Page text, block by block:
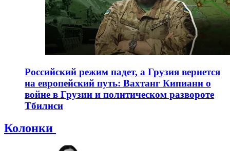
Российский режим падет, а Грузия вернется
на европейский путь: Вахтанг Кипиани о
войне в Грузии и политическом развороте
Тбилиси
Колонки